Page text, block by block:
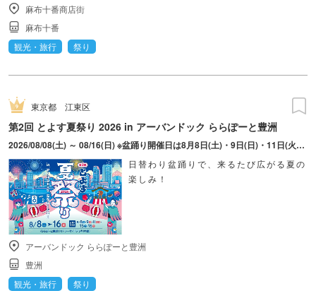
麻布十番商店街
麻布十番
観光・旅行
祭り
東京都 江東区
第2回 とよす夏祭り 2026 in アーバンドック ららぽーと豊洲
2026/08/08(土) ～ 08/16(日) ※盆踊り開催日は8月8日(土)・9日(日)・11日(火・祝)・15日(土)・16日(日)のみ。 ※縁日およびキッチンカーについては期間中の全日程営業予定。 ※開催コンテンツは日によって異なります。
日替わり盆踊りで、来るたび広がる夏の
楽しみ！
アーバンドック ららぽーと豊洲
豊洲
観光・旅行
祭り